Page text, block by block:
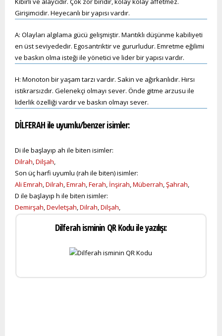
Girişimcidir. Heyecanlı bir yapısı vardır.
A: Olayları algılama gücü gelişmiştir. Mantıklı düşünme kabiliyeti
en üst seviyededir. Egosantriktir ve gururludur. Emretme eğilimi
ve baskın olma isteği ile yönetici ve lider bir yapısı vardır.
H: Monoton bir yaşam tarzı vardır. Sakin ve ağırkanlıdır. Hırsı
istikrarsızdır. Gelenekçi olmayı sever. Önde gitme arzusu ile
liderlik özelliği vardır ve baskın olmayı sever.
DİLFERAH ile uyumlu/benzer isimler:
Di ile başlayıp ah ile biten isimler:
Dilrah,Dilşah,
Son üç harfi uyumlu (rah ile biten) isimler:
Ali Emrah,Dilrah,Emrah,Ferah, İnşirah,Müberrah,Şahrah,
D ile başlayıp h ile biten isimler:
Demirşah,Devletşah,Dilrah,Dilşah,
Dilferah isminin QR Kodu ile yazılışı: